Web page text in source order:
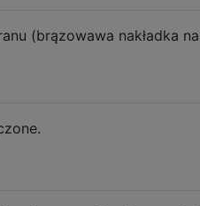
(brązowawa nakładka na